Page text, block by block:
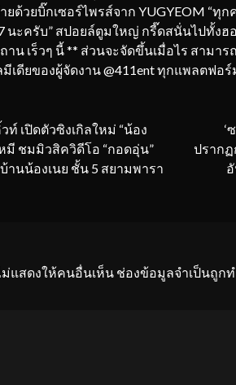
ยด้วยบิ๊กเซอร์ไพรส์จาก YUGYEOM “ทุ
นะครับ” สปอยล์ตูมใหญ่ กรี๊ดสนั่นไปทั้งฮ
น เร็วๆ นี้ ** ส่วนจะจัดขึ้นเมื่อไร สามาร
เดียของผู้จัดงาน @411ent ทุกแพลตฟอร์
เปิดตัวซิงเกิลใหม่ “น้อง
มี ชมมิวสิควิดีโอ “กอดอุ่น”
นน้องเนย ชั้น 5 สยามพารา
‘
ปราก
แสดงให้คนอื่นเห็น ช่องข้อมูลจำเป็นถูก